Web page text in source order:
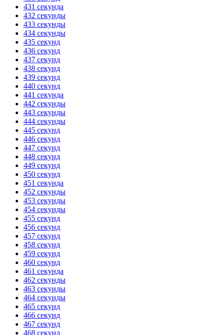
431 секунда
432 секунды
433 секунды
434 секунды
435 секунд
436 секунд
437 секунд
438 секунд
439 секунд
440 секунд
441 секунда
442 секунды
443 секунды
444 секунды
445 секунд
446 секунд
447 секунд
448 секунд
449 секунд
450 секунд
451 секунда
452 секунды
453 секунды
454 секунды
455 секунд
456 секунд
457 секунд
458 секунд
459 секунд
460 секунд
461 секунда
462 секунды
463 секунды
464 секунды
465 секунд
466 секунд
467 секунд
468 секунд